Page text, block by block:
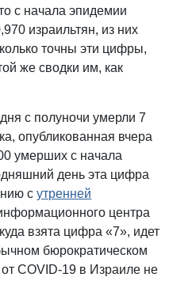
с начала эпидемии
израильтян, из них
точны эти цифры,
же сводки им, как
с полуночи умерли 7
опубликованная вчера
умерших с начала
день эта цифра
сутренней
центра
взята цифра «7», идет
бюрократическом
COVID-19 в Израиле не